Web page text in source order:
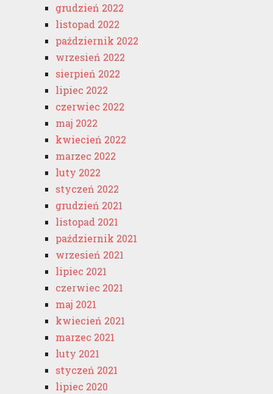
grudzień 2022
listopad 2022
październik 2022
wrzesień 2022
sierpień 2022
lipiec 2022
czerwiec 2022
maj 2022
kwiecień 2022
marzec 2022
luty 2022
styczeń 2022
grudzień 2021
listopad 2021
październik 2021
wrzesień 2021
lipiec 2021
czerwiec 2021
maj 2021
kwiecień 2021
marzec 2021
luty 2021
styczeń 2021
lipiec 2020